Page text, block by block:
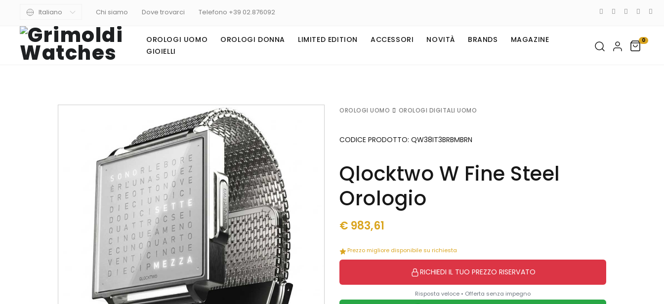
Italiano Chi siamo Dove trovarci Telefono +39 02.876092
OROLOGI UOMO OROLOGI DONNA LIMITED EDITION ACCESSORI NOVITÀ BRANDS
MAGAZINE
GIOIELLI
0
OROLOGI UOMO OROLOGI DIGITALI UOMO
CODICE PRODOTTO: QW38IT3BRBMBRN
Qlocktwo W Fine Steel
Orologio
€ 983,61
Prezzo migliore disponibile su richiesta
RICHIEDI IL TUO PREZZO RISERVATO
Risposta veloce • Offerta senza impegno